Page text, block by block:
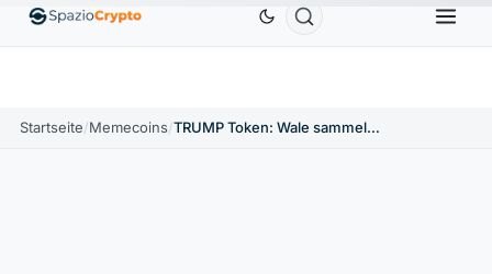
EthereumETH1.880,58 $ TetherUSDT0,9991 $ BNBBNB
Startseite/Memecoins/ TRUMP Token: Wale sammeln sich inmitten von Kontroverse und Gala